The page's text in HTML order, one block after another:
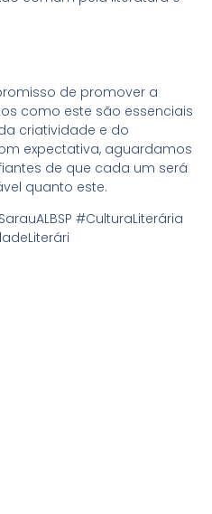
de promover a
como este são essenciais
criatividade e do
expectativa, aguardamos
de que cada um será
quanto este.
#CulturaLiterária